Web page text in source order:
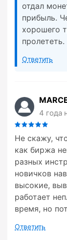
отдал
прибыль.
хорошего
пролететь.
Ответить
4 года
Не скажу,
как биржа
разных
новичков
высокие,
работает
время, но
Ответить